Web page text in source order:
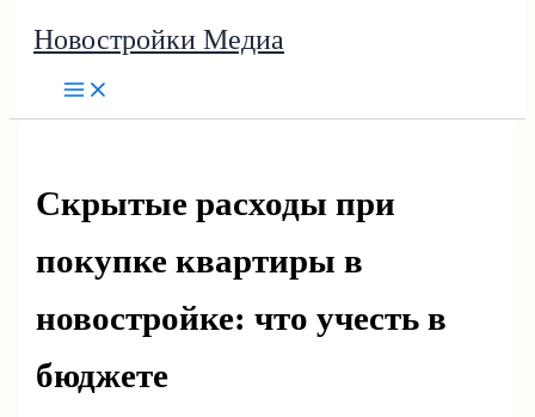
Новостройки Медиа
Скрытые расходы при
покупке квартиры в
новостройке: что учесть в
бюджете